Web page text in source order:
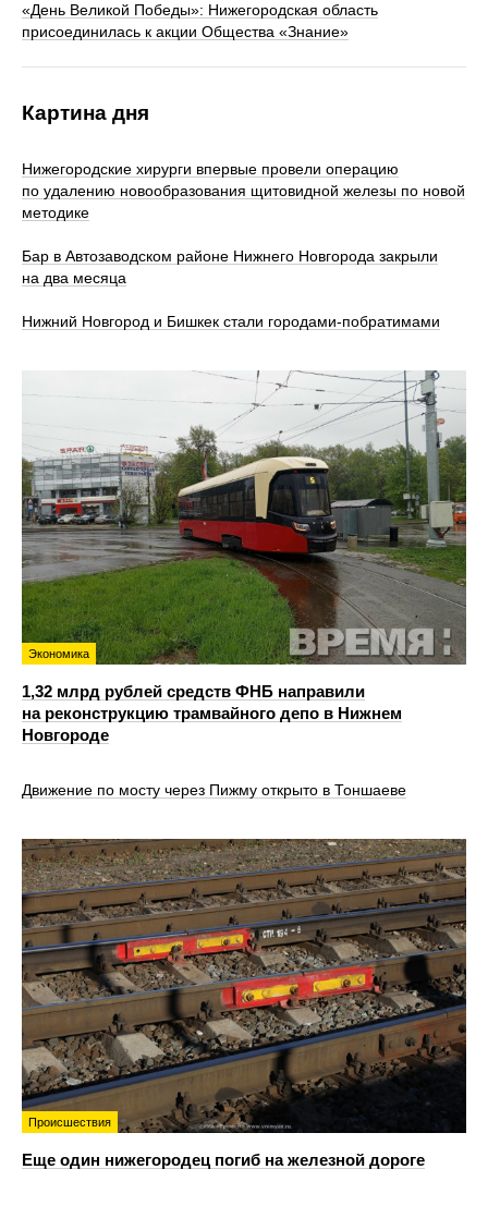
«День Великой Победы»: Нижегородская область
присоединилась к акции Общества «Знание»
Картина дня
Нижегородские хирурги впервые провели операцию
по удалению новообразования щитовидной железы по новой
методике
Бар в Автозаводском районе Нижнего Новгорода закрыли
на два месяца
Нижний Новгород и Бишкек стали городами-побратимами
Экономика
1,32 млрд рублей средств ФНБ направили
на реконструкцию трамвайного депо в Нижнем
Новгороде
Движение по мосту через Пижму открыто в Тоншаеве
Происшествия
Еще один нижегородец погиб на железной дороге